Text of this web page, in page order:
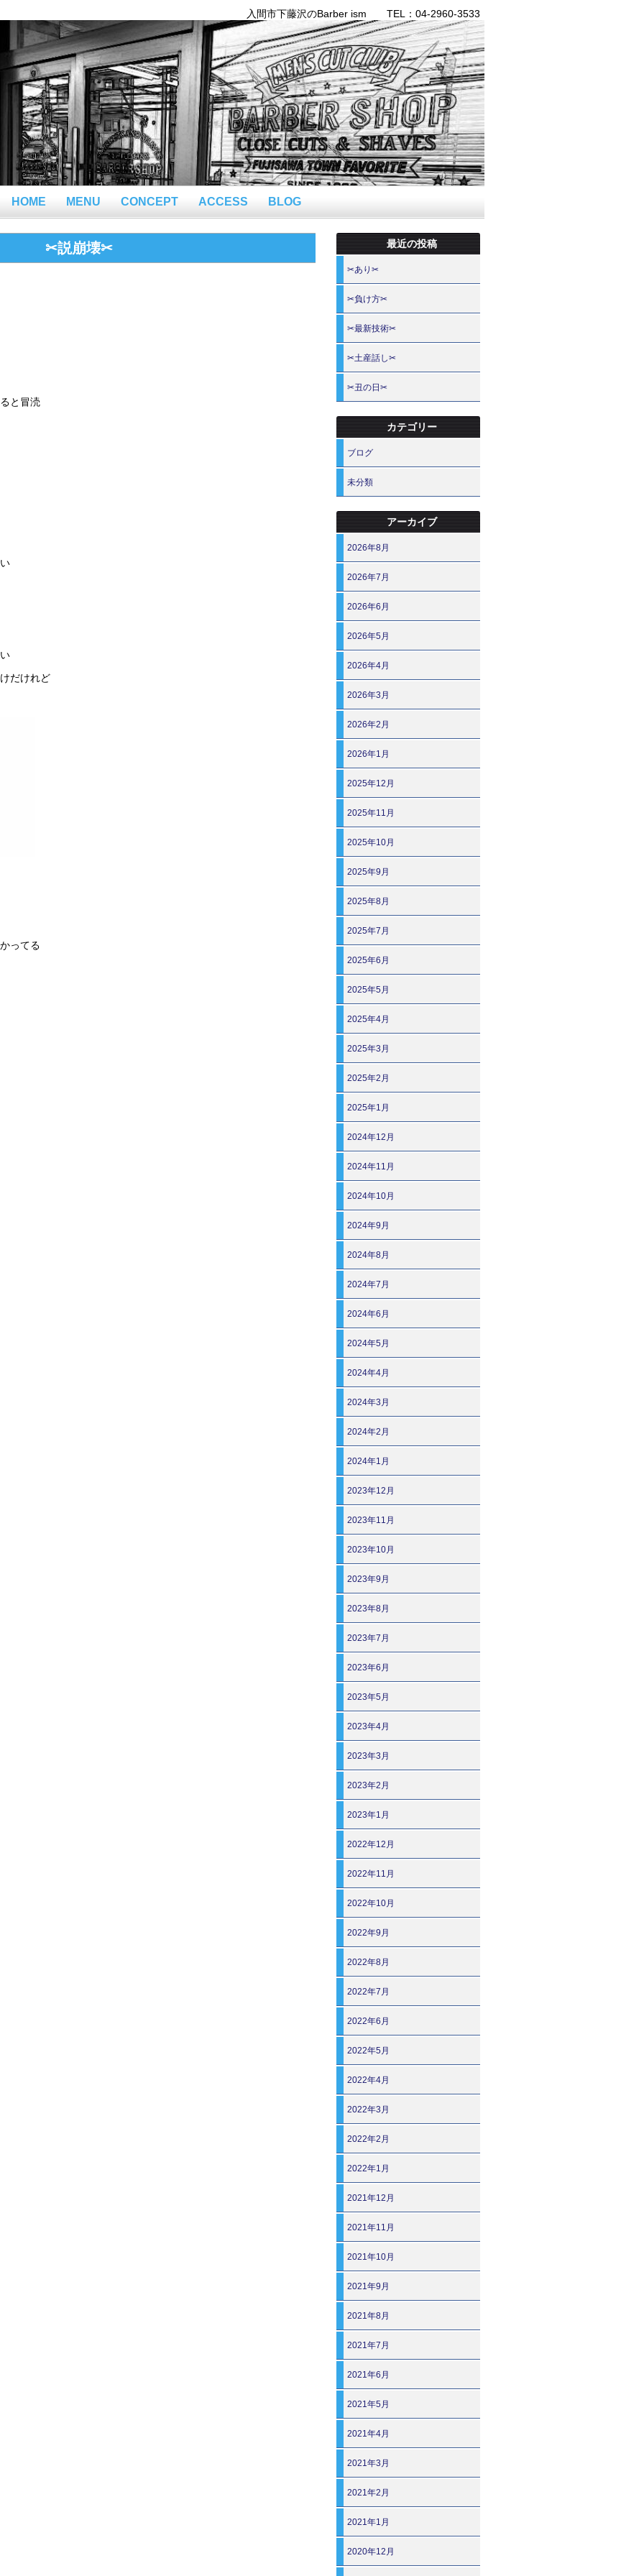
入間市下藤沢のBarber ism TEL：04-2960-3533
HOME MENU CONCEPT ACCESS BLOG
✂説崩壊✂
と冒涜
だけれど
ってる
最近の投稿
✂あり✂
✂負け方✂
✂最新技術✂
✂土産話し✂
✂丑の日✂
カテゴリー
ブログ
未分類
アーカイブ
2026年8月
2026年7月
2026年6月
2026年5月
2026年4月
2026年3月
2026年2月
2026年1月
2025年12月
2025年11月
2025年10月
2025年9月
2025年8月
2025年7月
2025年6月
2025年5月
2025年4月
2025年3月
2025年2月
2025年1月
2024年12月
2024年11月
2024年10月
2024年9月
2024年8月
2024年7月
2024年6月
2024年5月
2024年4月
2024年3月
2024年2月
2024年1月
2023年12月
2023年11月
2023年10月
2023年9月
2023年8月
2023年7月
2023年6月
2023年5月
2023年4月
2023年3月
2023年2月
2023年1月
2022年12月
2022年11月
2022年10月
2022年9月
2022年8月
2022年7月
2022年6月
2022年5月
2022年4月
2022年3月
2022年2月
2022年1月
2021年12月
2021年11月
2021年10月
2021年9月
2021年8月
2021年7月
2021年6月
2021年5月
2021年4月
2021年3月
2021年2月
2021年1月
2020年12月